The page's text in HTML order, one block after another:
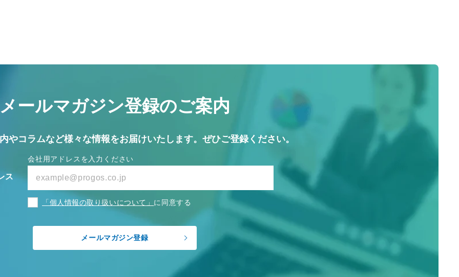
メールマガジン登録のご案内
やコラムなど様々な情報をお届けいたします。 ぜひご登録ください。
ス
会社用アドレスを入力ください
「個人情報の取り扱いについて」 に同意する